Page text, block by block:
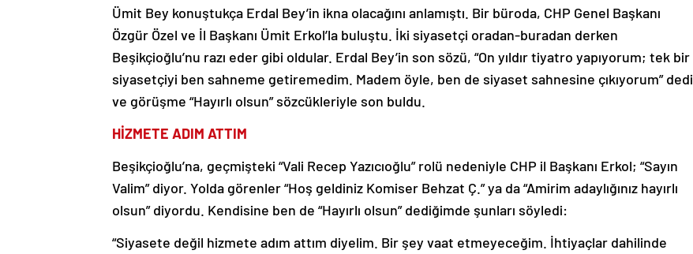
Ümit Bey konuştukça Erdal Bey’in ikna olacağını anlamıştı. Bir büroda, CHP Genel Başkanı
Özgür Özel ve İl Başkanı Ümit Erkol’la buluştu. İki siyasetçi oradan-buradan derken
Beşikçioğlu’nu razı eder gibi oldular. Erdal Bey’in son sözü, “On yıldır tiyatro yapıyorum; tek bir
siyasetçiyi ben sahneme getiremedim. Madem öyle, ben de siyaset sahnesine çıkıyorum” dedi
ve görüşme “Hayırlı olsun” sözcükleriyle son buldu.
HİZMETE ADIM ATTIM
Beşikçioğlu’na, geçmişteki “Vali Recep Yazıcıoğlu” rolü nedeniyle CHP il Başkanı Erkol; “Sayın
Valim” diyor. Yolda görenler “Hoş geldiniz Komiser Behzat Ç.” ya da “Amirim adaylığınız hayırlı
olsun” diyordu. Kendisine ben de “Hayırlı olsun” dediğimde şunları söyledi:
“Siyasete değil hizmete adım attım diyelim. Bir şey vaat etmeyeceğim. İhtiyaçlar dahilinde